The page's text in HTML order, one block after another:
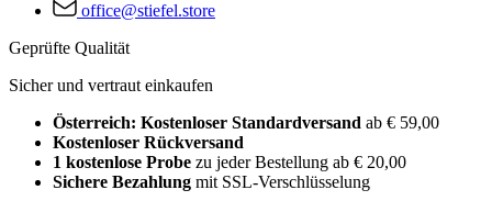
office@stiefel.store
Geprüfte Qualität
Sicher und vertraut einkaufen
Österreich: Kostenloser Standardversand ab € 59,00
Kostenloser Rückversand
1 kostenlose Probe zu jeder Bestellung ab € 20,00
Sichere Bezahlung mit SSL-Verschlüsselung